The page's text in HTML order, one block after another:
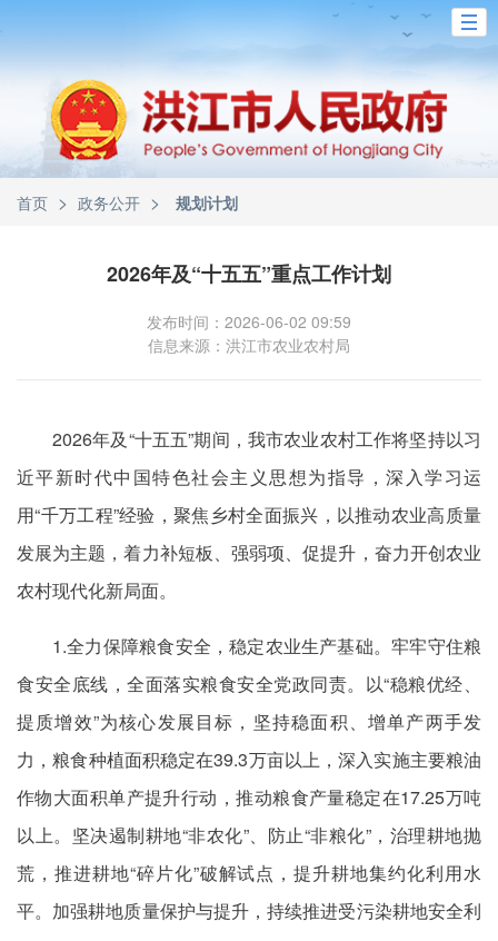
首页 > 政务公开 > 规划计划
2026年及“十五五”重点工作计划
发布时间：2026-06-02 09:59
信息来源：洪江市农业农村局
2026年及“十五五”期间，我市农业农村工作将坚持以习
近平新时代中国特色社会主义思想为指导，深入学习运
用“千万工程”经验，聚焦乡村全面振兴，以推动农业高质量
发展为主题，着力补短板、强弱项、促提升，奋力开创农业
农村现代化新局面。
1.全力保障粮食安全，稳定农业生产基础。牢牢守住粮
食安全底线，全面落实粮食安全党政同责。以“稳粮优经、
提质增效”为核心发展目标，坚持稳面积、增单产两手发
力，粮食种植面积稳定在39.3万亩以上，深入实施主要粮油
作物大面积单产提升行动，推动粮食产量稳定在17.25万吨
以上。坚决遏制耕地“非农化”、防止“非粮化”，治理耕地抛
荒，推进耕地“碎片化”破解试点，提升耕地集约化利用水
平。加强耕地质量保护与提升，持续推进受污染耕地安全利